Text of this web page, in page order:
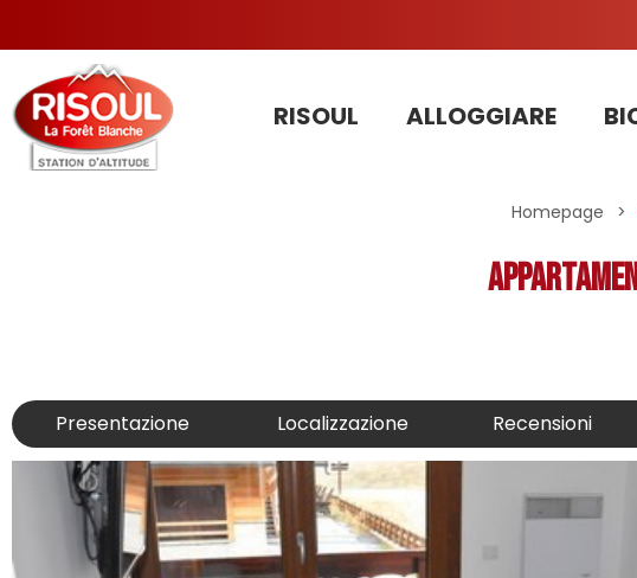
RISOUL ALLOGGIARE
Homepage >
Presentazione Localizzazione Recensioni